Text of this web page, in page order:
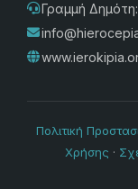
Γραμμή
Πολιτική
Χρήσης ·